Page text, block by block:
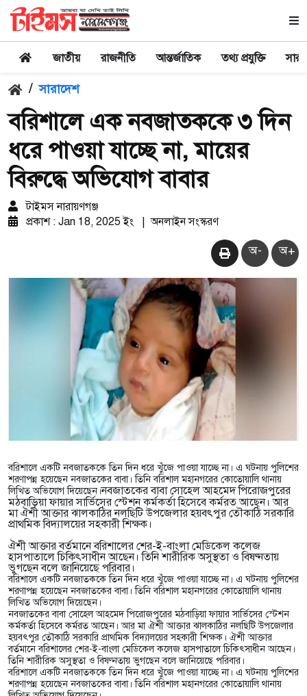
জাতীয় রাজনীতি আন্তর্জাতিক তথ্য প্রযুক্তি
/ সারাদেশ
বরিশালে এক নবজাতককে ৩ দিন
ধরে পাওয়া যাচ্ছে না, মায়ের
বিরুদ্ধে অভিযোগ বাবার
টাইমস নারায়ণগঞ্জ
প্রকাশ : Jan 18, 2025 ইং
অনলাইন সংস্করণ
অ- অ+
বরিশালে একটি নবজাতককে তিন দিন ধরে খুঁজে পাওয়া যাচ্ছে না। এ ঘটনায় পুলিশের
শরণাপন্ন হয়েছেন নবজাতকের বাবা। তিনি বরিশাল মহানগরের কোতোয়ালি থানায়
লিখিত অভিযোগ দিয়েছেন।নবজাতকের বাবা সোহেল আহমেদ পিরোজপুরের
মঠবাড়িয়া ফায়ার সার্ভিসের স্টেশন কর্মকর্তা হিসেবে কর্মরত আছেন। আর
মা ঐশী আক্তার ঝালকাঠির নলছিটি উপজেলার হয়বৎপুর তৌকাঠি সরকারি
প্রাথমিক বিদ্যালয়ের সহকারী শিক্ষক।
ঐশী আক্তার বর্তমানে বরিশালের শের-ই-বাংলা মেডিকেল কলেজ
হাসপাতালে চিকিৎসাধীন আছেন। তিনি শারীরিক অসুস্থতা ও বিষণ্নতায়
ভুগছেন বলে জানিয়েছে পরিবার।
বরিশালে একটি নবজাতককে তিন দিন ধরে খুঁজে পাওয়া যাচ্ছে না। এ ঘটনায় পুলিশের
শরণাপন্ন হয়েছেন নবজাতকের বাবা। তিনি বরিশাল মহানগরের কোতোয়ালি থানায়
লিখিত অভিযোগ দিয়েছেন।
নবজাতকের বাবা সোহেল আহমেদ পিরোজপুরের মঠবাড়িয়া ফায়ার সার্ভিসের স্টেশন
কর্মকর্তা হিসেবে কর্মরত আছেন। আর মা ঐশী আক্তার ঝালকাঠির নলছিটি উপজেলার
হয়বৎপুর তৌকাঠি সরকারি প্রাথমিক বিদ্যালয়ের সহকারী শিক্ষক। ঐশী আক্তার
বর্তমানে বরিশালের শের-ই-বাংলা মেডিকেল কলেজ হাসপাতালে চিকিৎসাধীন আছেন।
তিনি শারীরিক অসুস্থতা ও বিষণ্নতায় ভুগছেন বলে জানিয়েছে পরিবার।
বরিশালে একটি নবজাতককে তিন দিন ধরে খুঁজে পাওয়া যাচ্ছে না। এ ঘটনায় পুলিশের
শরণাপন্ন হয়েছেন নবজাতকের বাবা। তিনি বরিশাল মহানগরের কোতোয়ালি থানায়